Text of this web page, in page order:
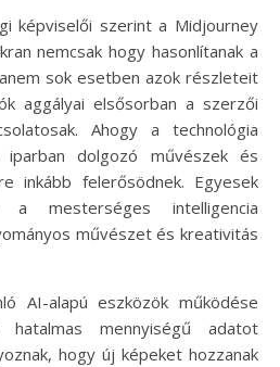
képviselői szerint a Midjourney
nemcsak hogy hasonlítanak a
sok esetben azok részleteit
aggályai elsősorban a szerzői
Ahogy a technológia
dolgozó művészek és
inkább felerősödnek. Egyesek
mesterséges intelligencia
művészet és kreativitás
AI-alapú eszközök működése
mennyiségű adatot
hogy új képeket hozzanak